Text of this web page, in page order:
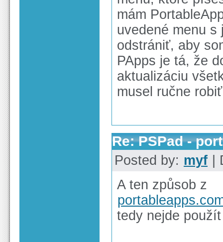
mám
uvedené menu s
odstrániť, aby
PApps je tá, že
aktualizáciu
musel ručne
Re: PSPad -
Posted by: myf |
A ten způsob z
tedy nejde